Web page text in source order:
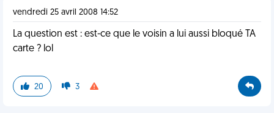
vendredi 25 avril 2008 14:52
La question est : est-ce que le voisin a lui aussi bloqué TA
carte ? lol
20 3